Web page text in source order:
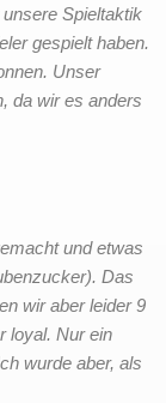
Spieltaktik
gespielt haben.
Unser
da wir es anders
und etwas
Das
wir aber leider 9
loyal. Nur ein
wurde aber, als